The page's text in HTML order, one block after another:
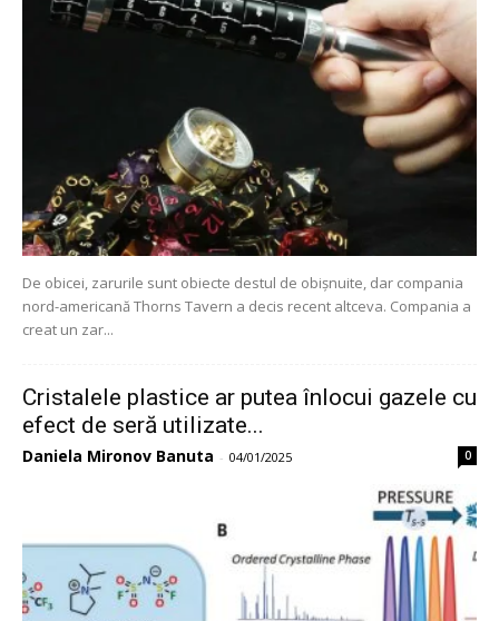
De obicei, zarurile sunt obiecte destul de obișnuite, dar compania
nord-americană Thorns Tavern a decis recent altceva. Compania a
creat un zar...
Cristalele plastice ar putea înlocui gazele cu
efect de seră utilizate...
Daniela Mironov Banuta - 04/01/2025 0